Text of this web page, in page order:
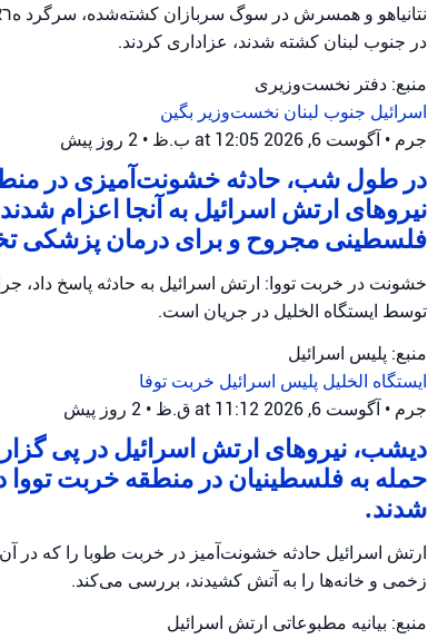
نتانیاهو و همسرش در سوگ سربازان کشته‌شده، سرگرد
در جنوب لبنان کشته شدند، عزاداری کردند.
منبع: دفتر نخست‌وزیری
اسرائیل جنوب لبنان نخست‌وزیر بگین
جرم • آگوست 6, 2026 at 12:05 ب.ظ • 2 روز پیش
در طول شب، حادثه خشونت‌آمیزی در
نیروهای ارتش اسرائیل به آنجا اعزام
فلسطینی مجروح و برای درمان پزشکی
خشونت در خربت تووا: ارتش اسرائیل به حادثه پاسخ داد،
توسط ایستگاه الخلیل در جریان است.
منبع: پلیس اسرائیل
ایستگاه الخلیل پلیس اسرائیل خربت توفا
جرم • آگوست 6, 2026 at 11:12 ق.ظ • 2 روز پیش
دیشب، نیروهای ارتش اسرائیل در پی
حمله به فلسطینیان در منطقه خربت تووا
شدند.
ارتش اسرائیل حادثه خشونت‌آمیز در خربت طوبا را که در
زخمی و خانه‌ها را به آتش کشیدند، بررسی می‌کند.
منبع: بیانیه مطبوعاتی ارتش اسرائیل